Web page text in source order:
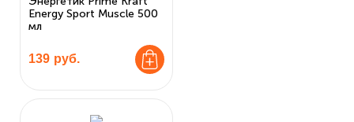
Energy Sport Muscle 500
мл
139 руб.